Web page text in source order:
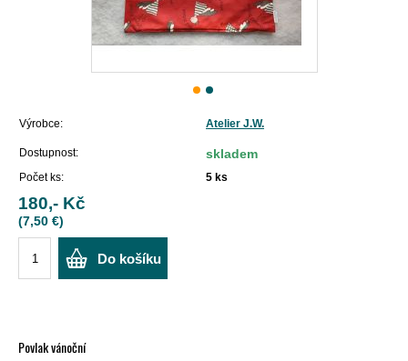
Výrobce: Atelier J.W.
Dostupnost: skladem
Počet ks: 5 ks
180,- Kč
(7,50 €)
Do košíku
Povlak vánoční